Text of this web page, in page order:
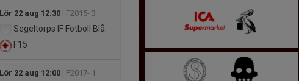
Lör 22 aug 12:30 | F2015- 3
Segeltorps IF Fotboll Blå
F15
Lör 22 aug 12:00 | F2017- 1